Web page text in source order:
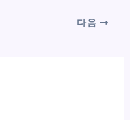
다음